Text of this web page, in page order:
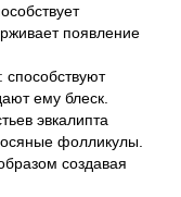
появление
ему блеск.
эвкалипта
фолликулы.
создавая